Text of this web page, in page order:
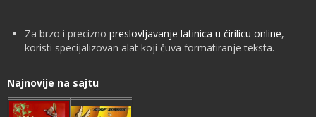
Za brzo i precizno preslovljavanje latinica u ćirilicu online,
koristi specijalizovan alat koji čuva formatiranje teksta.
Najnovije na sajtu